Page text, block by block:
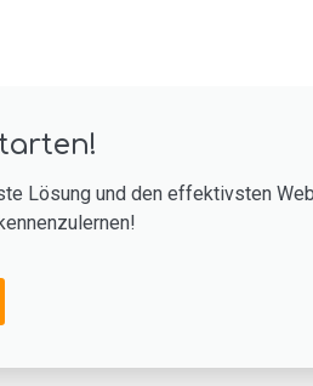
Lösung und den effektivsten